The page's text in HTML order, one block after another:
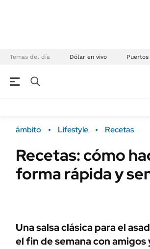
Temas del día Dólar en vivo Puertos
Campo
FINANZAS
ÁMBITO DEBATE
MEDIAKIT AMBITO DEBATE
ámbito Lifestyle Recetas
Recetas: cómo
forma rápida y
Una salsa clásica para el
el fin de semana con amigos